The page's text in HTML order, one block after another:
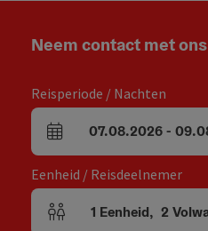
Neem contact met
Reisperiode / Nachten
Velden voor aankomst en
07.08.2026-
Eenheid / Reisdeelnemer
Aantal eenheden en
1 Eenheid, 2